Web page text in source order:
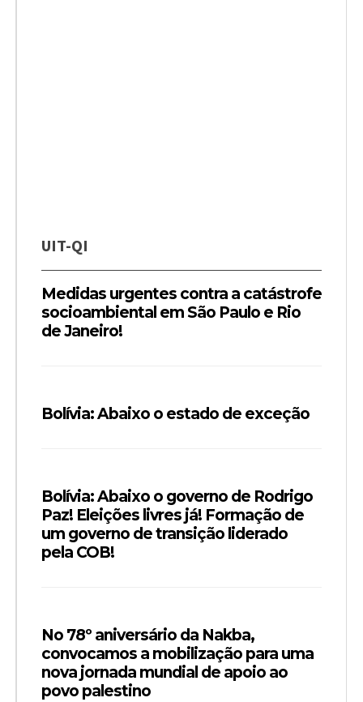
UIT-QI
Medidas urgentes contra a catástrofe
socioambiental em São Paulo e Rio
de Janeiro!
Bolívia: Abaixo o estado de exceção
Bolívia: Abaixo o governo de Rodrigo
Paz! Eleições livres já! Formação de
um governo de transição liderado
pela COB!
No 78º aniversário da Nakba,
convocamos a mobilização para uma
nova jornada mundial de apoio ao
povo palestino